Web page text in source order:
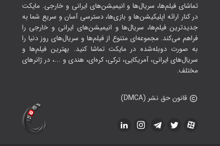
تماشای فیلم‌ها، سریال‌ها و انیمیشن‌های ایرانی و خارجی. مایکت
در کنار ارائه اپلیکیشن‌ها و بازی‌ها، دسترسی آسان و سریع شما به
جدیدترین فیلم‌ها، سریال‌ها و انیمیشن‌های ایرانی و خارجی را
فراهم می‌کند. مجموعه‌ای متنوع از فیلم‌ها و سریال‌های روز دنیا را
به صورت دوبله‌شده در مایکت تماشا کنید. بهترین فیلم‌ها و
سریال‌های ایرانی، آمریکایی، ترکی، کره‌ای، هندی و ...، در ژانرهای
مختلف.
قانون حق نشر (DMCA)